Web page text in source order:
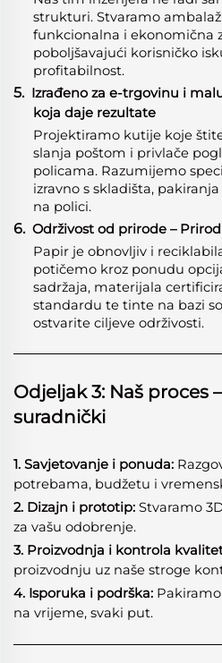
strukturi. Stvaramo
funkcionalna i ekonomična
poboljšavajući korisničko
profitabilnost.
5. Izrađeno za e-trgovinu i
koja daje rezultate
Projektiramo kutije koje
slanja poštom i privlače
policama. Razumijemo
izravno s skladišta,
na polici.
6. Održivost od prirode –
Papir je obnovljiv i
potičemo kroz ponudu
sadržaja, materijala
standardu te tinte na bazi
ostvarite ciljeve održivosti.
Odjeljak 3: Naš proces
suradnički
1. Savjetovanje i ponuda:
potrebama, budžetu i
2. Dizajn i prototip: Stvaramo
za vašu odobrenje.
3. Proizvodnja i kontrola
proizvodnju uz naše stroge
4. Isporuka i podrška:
na vrijeme, svaki put.